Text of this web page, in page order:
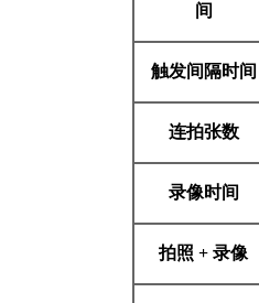
间
触发间隔时间
连拍张数
录像时间
拍照 +录像